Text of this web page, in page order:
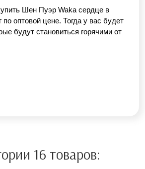
Шен Пуэр Waka сердце в
оптовой цене. Тогда у вас будет
будут становиться горячими от
16 товаров: